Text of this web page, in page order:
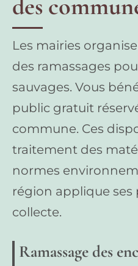
des
Les mairies
des ramassages
sauvages. Vous
public gratuit
commune. Ces
traitement des
normes
région applique ses
collecte.
Ramassage des